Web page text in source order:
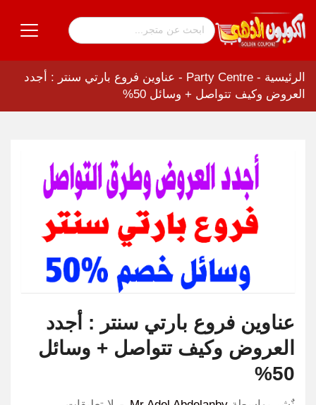
الرئيسية -
Party Centre
- عناوين فروع بارتي سنتر : أجدد
العروض وكيف تتواصل + وسائل 50%
عناوين فروع بارتي سنتر : أجدد
العروض وكيف تتواصل + وسائل
50%